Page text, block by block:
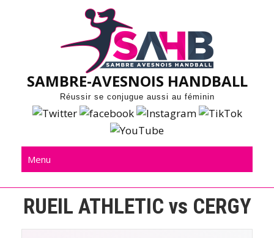
SAMBRE-AVESNOIS HANDBALL
Réussir se conjugue aussi au féminin
Menu
RUEIL ATHLETIC vs CERGY